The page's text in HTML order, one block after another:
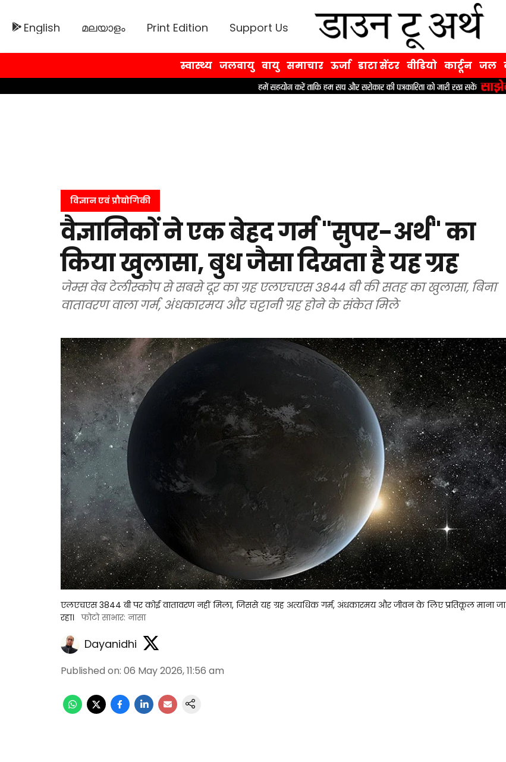
English മലയാളം Print Edition Support Us
स्वास्थ्य जलवायु वायु समाचार ऊर्जा डाटा सेंटर वीडियो कार्टून जल
विज्ञान एवं प्रौद्योगिकी
वैज्ञानिकों ने एक बेहद गर्म "सुपर-अर्थ" का
किया खुलासा, बुध जैसा दिखता है यह ग्रह
जेम्स वेब टेलीस्कोप से सबसे दूर का ग्रह एलएचएस 3844 बी की सतह का खुलासा, बिना
वातावरण वाला गर्म, अंधकारमय और चट्टानी ग्रह होने के संकेत मिले
एलएचएस 3844 बी पर कोई वातावरण नहीं मिला, जिससे यह ग्रह अत्यधिक गर्म, अंधकारमय और जीवन के लिए प्रतिकूल माना जा
रहा। फोटो साभार: नासा
Dayanidhi
Published on: 06 May 2026, 11:56 am